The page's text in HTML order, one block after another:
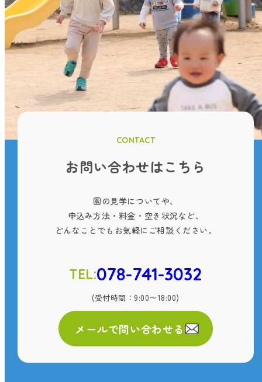
CONTACT
お問い合わせはこちら
園の見学についてや、
申込み方法・料金・空き状況など、
どんなことでもお気軽にご相談ください。
TEL:078-741-3032
(受付時間：9:00〜18:00)
メールで問い合わせる